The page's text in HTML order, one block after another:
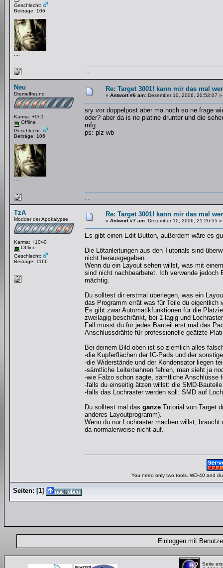
Geschlecht:
Beiträge: 106
Neu
Dremelfreund
Karma: +0/-1
Offline
Geschlecht:
Beiträge: 106
Re: Target 3001! kann mir das mal
« Antwort #6 am: Dezember 10, 2006, 20:52:07 »
sry vor doppelpost aber ma noch so ne frage
oder? aber da is ne platine drunter und die
mfg
ps: plz wb
TzA
Modder der Apokalypse
Karma: +10/-0
Offline
Geschlecht:
Beiträge: 1166
Re: Target 3001! kann mir das mal
« Antwort #7 am: Dezember 10, 2006, 21:26:55 »
Es gibt einen Edit-Button, außerdem wäre es
Die Lötanleitungen aus den Tutorials sind
nicht herausgegeben.
Wenn du ein Layout sehen willst, was mit
sind nicht nachbearbetet. Ich verwende
mächtig.
Du solltest dir erstmal überlegen, was ein
das Programm errät was für Teile du
Es gibt zwar Automatikfunktionen für die
zweilagig beschränkt, bei 1-lagig und
Fall musst du für jedes Bauteil erst mal das
Anschlussdrähte für professionelle geätzte
Bei deinem Bild oben ist so ziemlich alles
-die Kupferflächen der IC-Pads und der
-die Widerstände und der Kondensator liegen
-sämtliche Leiterbahnen fehlen, man sieht ja
-wie Falzo schon sagte, sämtliche Anschlüsse
-falls du einseitig ätzen willst: die SMD-
-falls das Lochraster werden soll: SMD auf
Du solltest mal das ganze Tutorial von Target
anderes Layoutprogramm).
Wenn du nur Lochraster machen willst,
da normalerweise nicht auf.
You need only two tools. WD-40 and
Seiten: [1]
Einloggen mit
Seite